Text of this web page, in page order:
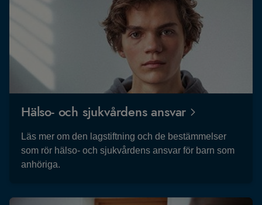
Hälso- och sjukvårdens ansvar
Läs mer om den lagstiftning och de bestämmelser
som rör hälso- och sjukvårdens ansvar för barn som
anhöriga.